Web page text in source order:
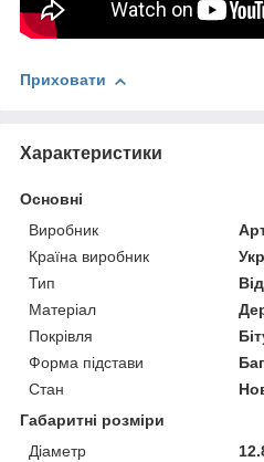
Приховати
Характеристики
Основні
Виробник
Країна виробник
Тип
Матеріал
Покрівля
Форма підстави
Стан
Габаритні розміри
Діаметр